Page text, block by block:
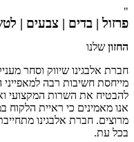
"
פרזול | בדים | צבעים |
החזון שלנו
חברת אלבגינו שיווק וסחר
מייחסת חשיבות רבה למאפייני
להבטיח את השרות המקצועי
אנו מאמינים כי ראיית
מרוצים. חברת אלבגינו
בכל עת.